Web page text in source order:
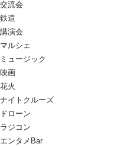
交流会
鉄道
講演会
マルシェ
ミュージック
映画
花火
ナイトクルーズ
ドローン
ラジコン
エンタメBar